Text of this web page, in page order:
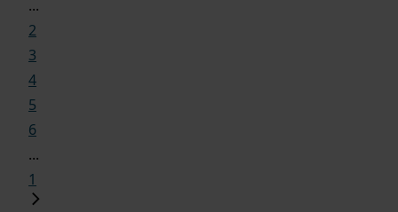
...
2
3
4
5
6
...
1